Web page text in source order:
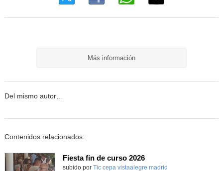
Más información
Del mismo autor…
Contenidos relacionados:
Fiesta fin de curso 2026
subido por Tic cepa vistaalegre madrid